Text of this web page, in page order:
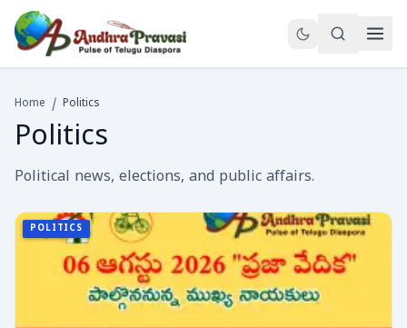
Home / Politics
Politics
Political news, elections, and public affairs.
POLITICS